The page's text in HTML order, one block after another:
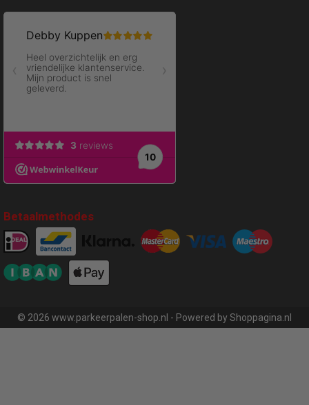
Betaalmethodes
© 2026 www.parkeerpalen-shop.nl - Powered by Shoppagina.nl